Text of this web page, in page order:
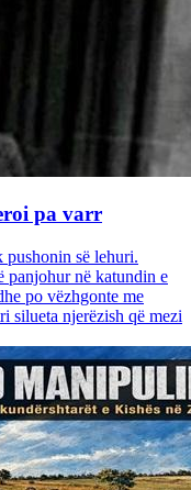
pa varr
pushonin së lehuri.
panjohur në katundin e
po vëzhgonte me
silueta njerëzish që mezi